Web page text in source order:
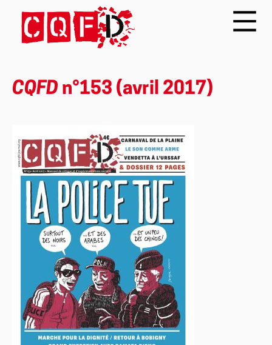
CQFD n°153 (avril 2017)